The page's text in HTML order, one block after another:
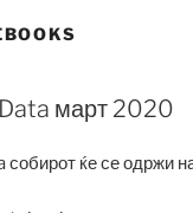
март 2020
собирот ќе се одржи